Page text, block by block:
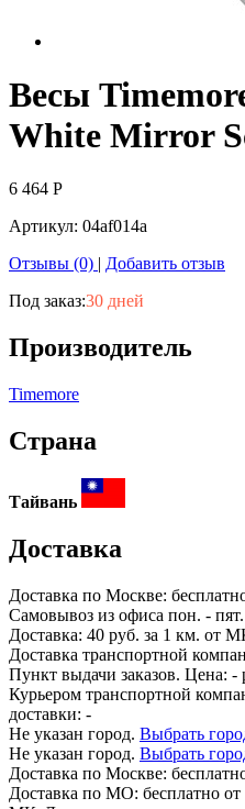
Весы
White Mirror
6 464 Р
Артикул: 04af014a
Отзывы (0) | Добавить отзыв
Под заказ:30 дней
Производитель
Timemore
Страна
Тайвань
Доставка
Доставка по Москве:
Самовывоз из офиса пон. -
Доставка: 40 руб. за 1 км. от
Доставка транспортной
Пункт выдачи заказов. Цена: -
Курьером транспортной
доставки: -
Не указан город. Выбрать
Не указан город. Выбрать
Доставка по Москве:
Доставка по МО: бесплатно от